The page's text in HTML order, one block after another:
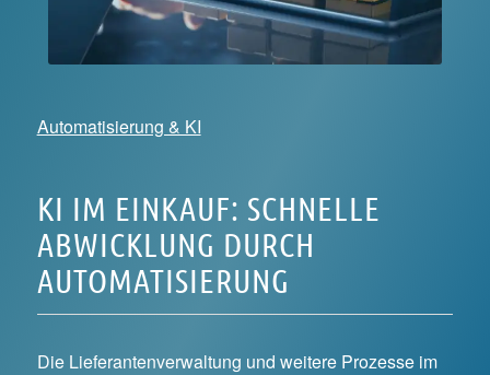
Automatisierung & KI
KI IM EINKAUF: SCHNELLE
ABWICKLUNG DURCH
AUTOMATISIERUNG
Die Lieferantenverwaltung und weitere Prozesse im